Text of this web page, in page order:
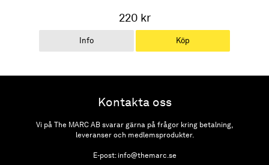
220 kr
Info Köp
Kontakta oss
Vi på The MARC AB svarar gärna på frågor kring betalning,
leveranser och medlemsprodukter.
E-post: info@themarc.se